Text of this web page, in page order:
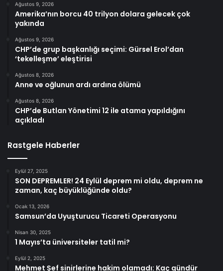
Ağustos 9, 2026
Amerika’nın borcu 40 trilyon dolara gelecek çok
yakında
Ağustos 9, 2026
CHP’de grup başkanlığı seçimi: Gürsel Erol’dan
‘tekelleşme’ eleştirisi
Ağustos 8, 2026
Anne ve oğlunun ardı ardına ölümü
Ağustos 8, 2026
CHP’de Butlan Yönetimi 12 ile atama yapıldığını
açıkladı
Rastgele Haberler
Eylül 27, 2025
SON DEPREMLER! 24 Eylül deprem mi oldu, deprem ne
zaman, kaç büyüklüğünde oldu?
Ocak 13, 2026
Samsun’da Uyuşturucu Ticareti Operasyonu
Nisan 30, 2025
1 Mayıs’ta üniversiteler tatil mi?
Eylül 2, 2025
Mehmet Şef sinirlerine hakim olamadı: Kaç gündür